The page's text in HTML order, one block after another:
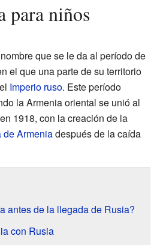
para niños
que se le da al período de
el que una parte de su territorio
Imperio ruso. Este período
la Armenia oriental se unió al
1918, con la creación de la
de Armeniadespués de la caída
antes de la llegada de Rusia?
con Rusia